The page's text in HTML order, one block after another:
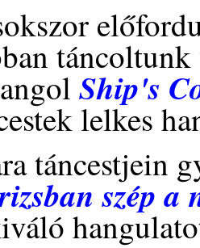
Ship's
lelkes
táncestjein
szép a